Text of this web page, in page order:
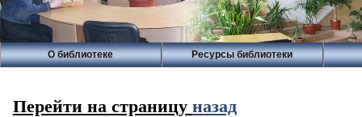
О библиотеке Ресурсы библиотеки
Перейти на страницу назад